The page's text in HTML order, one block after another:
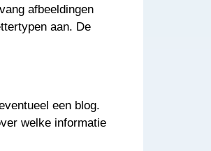
afbeeldingen
aan. De
een blog.
welke informatie